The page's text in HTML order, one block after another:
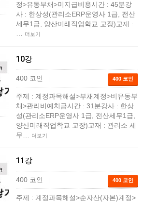
정>유동부채>미지급비용시간 : 45분강
사 : 한상성(관리소ERP운영사 1급, 전산
세무1급, 양산미래직업학교 교장)교재 :
더보기
10강
400 코인 | 400 코인
주제 : 계정과목해설>부채계정>비유동부
채>관리비예치금시간 : 31분강사 : 한상
성(관리소ERP운영사 1급, 전산세무1급,
양산미래직업학교 교장)교재 : 관리소 세
무…
더보기
11강
400 코인 | 400 코인
주제 : 계정과목해설>순자산(자본)계정>